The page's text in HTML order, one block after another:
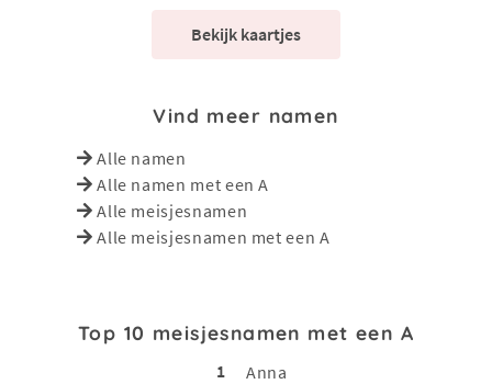
Bekijk kaartjes
Vind meer namen
Alle namen
Alle namen met een A
Alle meisjesnamen
Alle meisjesnamen met een A
Top 10 meisjesnamen met een A
1
Anna